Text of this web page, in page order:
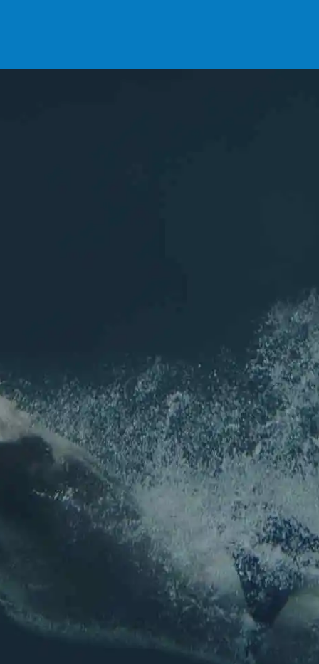
NEWSLETTER
Pour ne rien louper de l'actu de l'association !
Nom*
Prénom
Nom
E-mail
E-mail